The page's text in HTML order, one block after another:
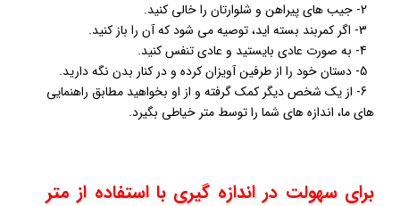
6- از یک شخص دیگر کمک گرفته و از او بخواهید مطابق راهنمایی
های ما، اندازه های شما را توسط متر خیاطی بگیرد.
برای سهولت در اندازه گیری با استفاده از متر